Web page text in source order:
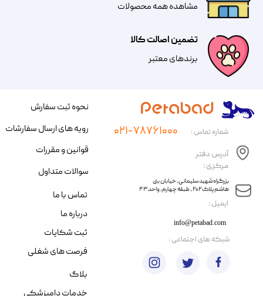
تضمین اصالت کالا
​​برندهای معتبر​​​​​​​
مشاهده همه محصولات
​ایمیل :
آدرس دفتر
مرکزی :
info@petabad.com
​​بزرگراه شهید سلیمانی، خیابان بنی
هاشم پلاک ۲۰۲ ، طبقه چهارم، واحد ۴۳
شماره تماس : ۰۲۱-۷۸۷۶۱۰۰۰
نحوه ثبت سفارش
رویه های ارسال سفارشات
قوانین و مقررات
سوالات متداول
تماس با ما
درباره ما
ثبت شکایات
فرصت های شغلی
​شبکه های اجتماعی :
بلاگ